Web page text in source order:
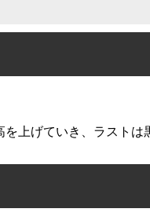
上げていき、ラスト